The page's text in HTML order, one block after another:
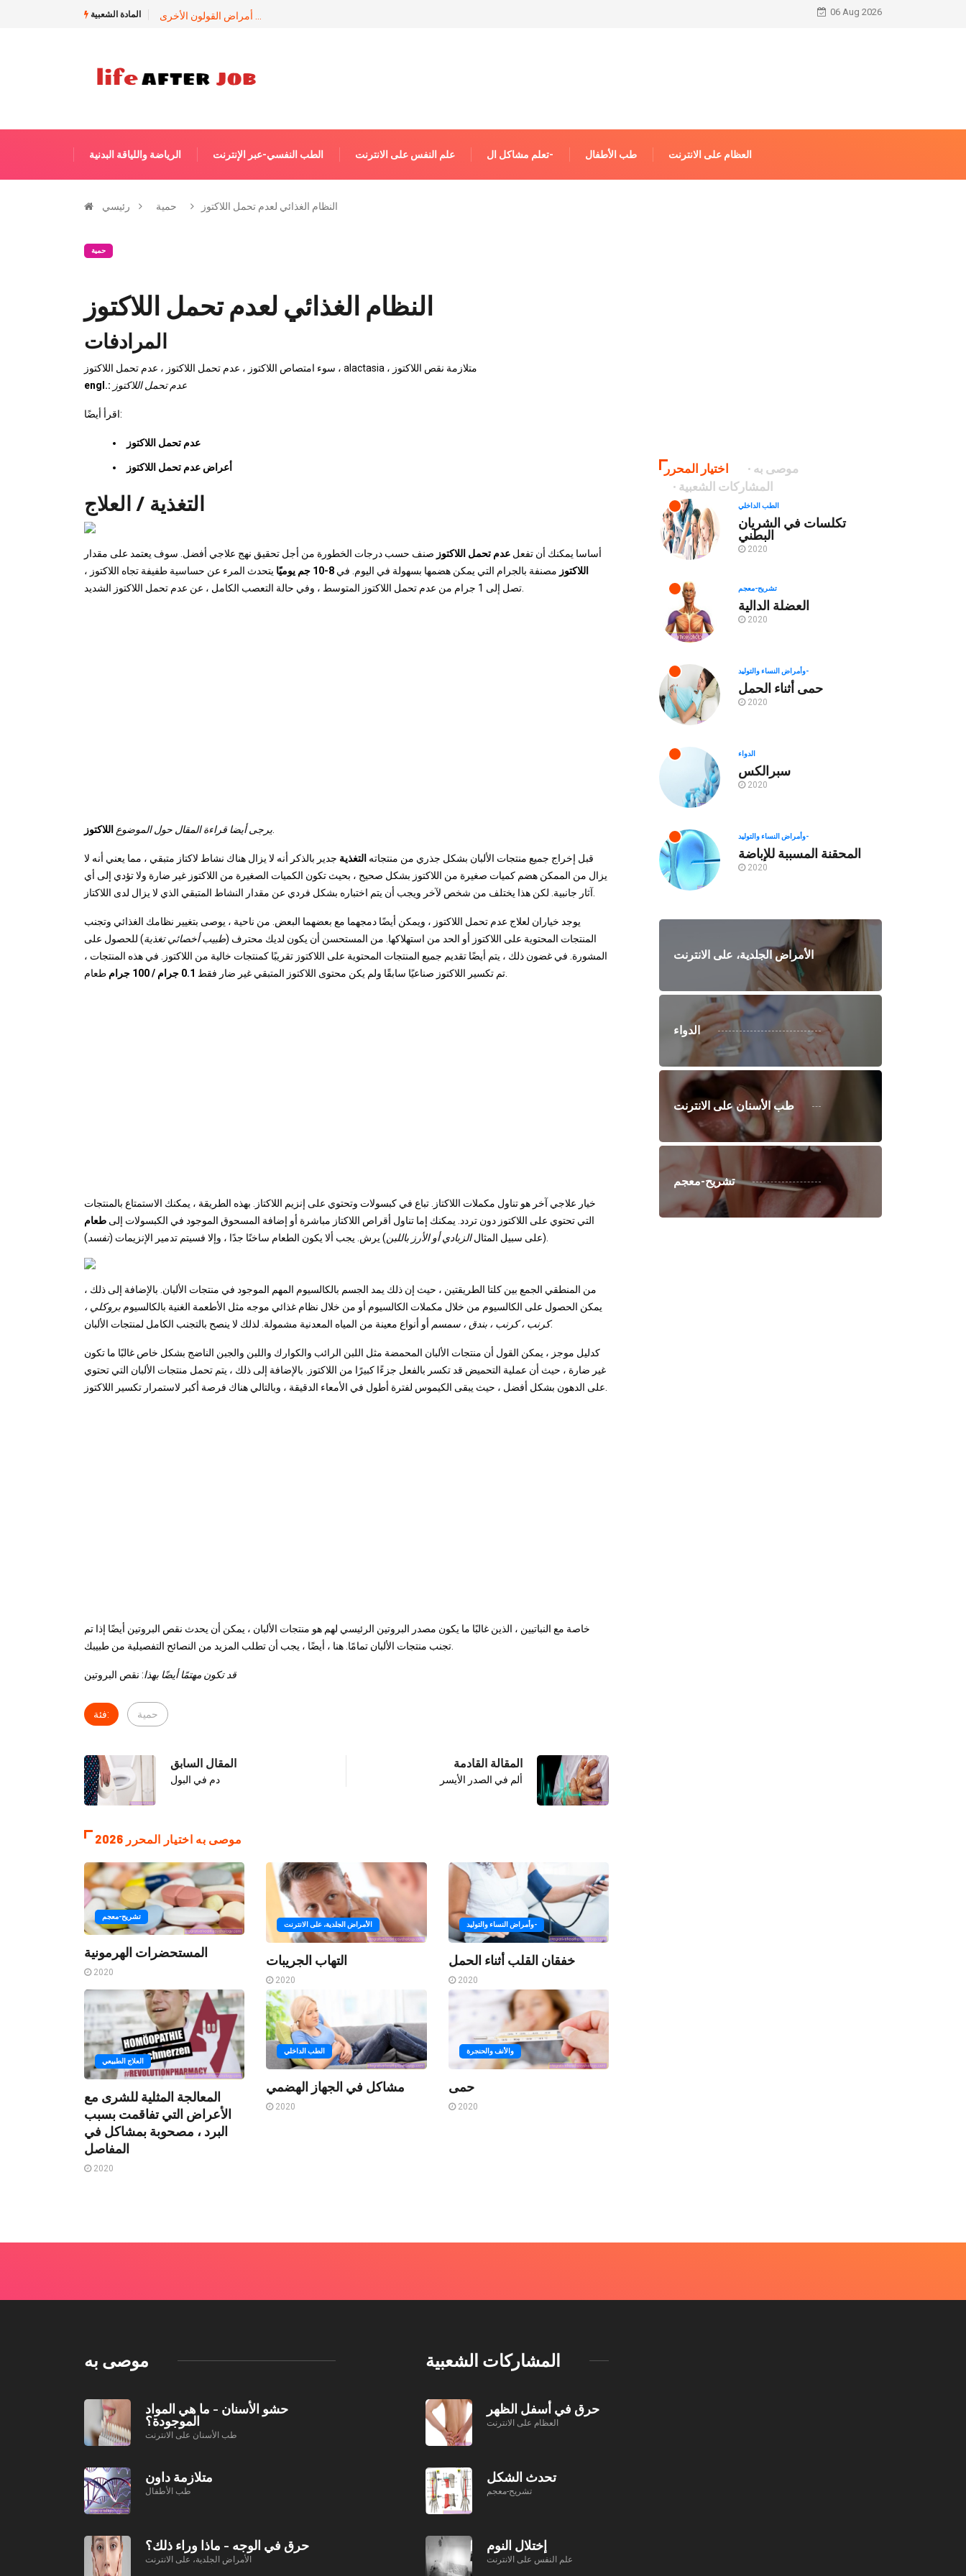
المادة الشعبية 06 Aug 2026
الرياضة واللياقة البدنية الطب النفسي-عبر الإنترنت علم النفس على الانترنت تعلم مشاكل ال- طب الأطفال العظام على الانترنت
رئيسي حمية النظام الغذائي لعدم تحمل اللاكتوز
حمية
النظام الغذائي لعدم تحمل اللاكتوز
المرادفات
سوء امتصاص اللاكتوز ، عدم تحمل اللاكتوز ، عدم تحمل اللاكتوز ، alactasia ، متلازمة نقص اللاكتوز
engl.: عدم تحمل اللاكتوز
اقرأ أيضًا:
عدم تحمل اللاكتوز
أعراض عدم تحمل اللاكتوز
التغذية / العلاج
أساسا يمكنك أن تفعل عدم تحمل اللاكتوز صنف حسب درجات الخطورة من أجل تحقيق نهج علاجي أفضل. سوف يعتمد على مقدار
اللاكتوز مصنفة بالجرام التي يمكن هضمها بسهولة في اليوم. في 8-10 جم يوميًا
يتحدث المرء عن حساسية طفيفة تجاه اللاكتوز ،
يرجى أيضا قراءة المقال حول الموضوع اللاكتوز
قبل إخراج جميع منتجات الألبان بشكل جذري من منتجاته التغذية جدير بالذكر أنه لا يزال هناك نشاط لاكتاز متبقي ، مما يعني أنه لا
يزال من الممكن هضم كميات صغيرة من اللاكتوز بشكل صحيح ، بحيث تكون الكميات الصغيرة من اللاكتوز غير ضارة ولا تؤدي إلى أي
يوجد خياران لعلاج عدم تحمل اللاكتوز ، ويمكن أيضًا دمجهما مع بعضهما البعض. من ناحية ، يوصى بتغيير نظامك الغذائي وتجنب
المنتجات المحتوية على اللاكتوز أو الحد من استهلاكها. من المستحسن أن يكون لديك محترف (طبيب أخصائي تغذية) للحصول على
المشورة. في غضون ذلك ، يتم أيضًا تقديم جميع المنتجات المحتوية على اللاكتوز تقريبًا كمنتجات خالية من اللاكتوز. في هذه المنتجات ،
تم تكسير اللاكتوز صناعيًا سابقًا ولم يكن محتوى اللاكتوز المتبقي غير ضار فقط 0.1 جرام / 100 جرام
خيار علاجي آخر هو تناول مكملات اللاكتاز. تباع في كبسولات وتحتوي على إنزيم اللاكتاز. بهذه الطريقة ، يمكنك الاستمتاع بالمنتجات
التي تحتوي على اللاكتوز دون تردد. يمكنك إما تناول أقراص اللاكتاز مباشرة أو إضافة المسحوق الموجود في الكبسولات إلى طعام
(على سبيل المثالالزبادي أو الأرز باللبن) يرش. يجب ألا يكون الطعام ساخنًا جدًا ، وإلا فسيتم تدمير الإنزيمات (تفسد
من المنطقي الجمع بين كلتا الطريقتين ، حيث إن ذلك يمد الجسم بالكالسيوم المهم الموجود في منتجات الألبان. بالإضافة إلى ذلك ،
يمكن الحصول على الكالسيوم من خلال مكملات الكالسيوم أو من خلال نظام غذائي موجه مثل الأطعمة الغنية بالكالسيوم بروكلي ،
كرنب ، كرنب ، بندق ، سمسمأو أنواع معينة من المياه المعدنية مشمولة. لذلك لا ينصح بالتجنب الكامل لمنتجات الألبان.
كدليل موجز ، يمكن القول أن منتجات الألبان المحمضة مثل اللبن الرائب والكوارك واللبن والجبن الناضج بشكل خاص غالبًا ما تكون
غير ضارة ، حيث أن عملية التحميض قد تكسر بالفعل جزءًا كبيرًا من اللاكتوز. بالإضافة إلى ذلك ، يتم تحمل منتجات الألبان التي تحتوي
خاصة مع النباتيين ، الذين غالبًا ما يكون مصدر البروتين الرئيسي لهم هو منتجات الألبان ، يمكن أن يحدث نقص البروتين أيضًا إذا تم
قد تكون مهتمًا أيضًا بهذا: نقص البروتين
فئة: حمية
المقال السابق
دم في البول
المقالة القادمة
ألم في الصدر الأيسر
موصى به اختيار المحرر 2026
تشريح-معجم
المستحضرات الهرمونية
2020
الأمراض الجلدية، على الانترنت
التهاب الجريبات
2020
وأمراض النساء والتوليد-
خفقان القلب أثناء الحمل
2020
العلاج الطبيعي
المعالجة المثلية للشرى مع
الأعراض التي تفاقمت بسبب
البرد ، مصحوبة بمشاكل في
المفاصل
2020
الطب الداخلي
مشاكل في الجهاز الهضمي
2020
والأنف والحنجرة
حمى
2020
اختيار المحرر
موصى به
المشاركات الشعبية
الطب الداخلي
تكلسات في الشريان
البطني
2020
تشريح-معجم
العضلة الدالية
2020
وأمراض النساء والتوليد-
حمى أثناء الحمل
2020
الدواء
سبرالكس
2020
وأمراض النساء والتوليد-
المحقنة المسببة للإباضة
2020
الأمراض الجلدية، على الانترنت
الدواء
طب الأسنان على الانترنت
تشريح-معجم
موصى به
حشو الأسنان - ما هي المواد
الموجودة؟
طب الأسنان على الانترنت
متلازمة داون
طب الأطفال
حرق في الوجه - ماذا وراء ذلك؟
الأمراض الجلدية، على الانترنت
المشاركات الشعبية
حرق في أسفل الظهر
العظام على الانترنت
تحدث الشكل
تشريح-معجم
إختلال النوم
علم النفس على الانترنت